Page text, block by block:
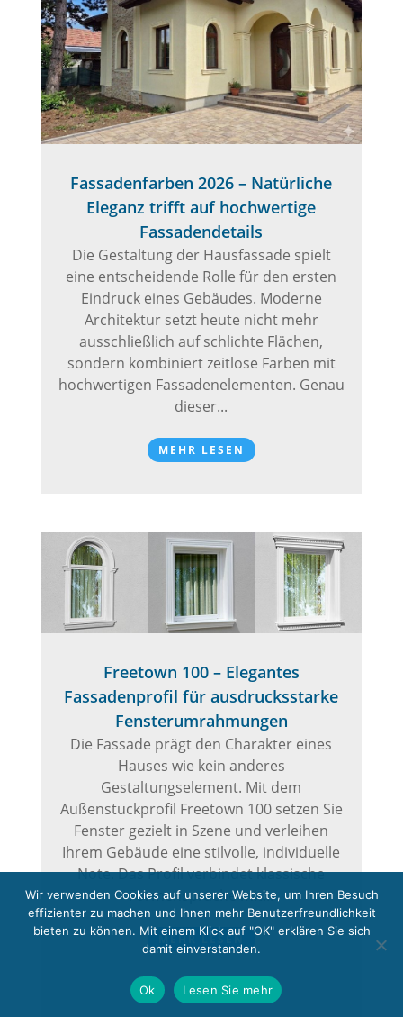
Fassadenfarben 2026 – Natürliche
Eleganz trifft auf hochwertige
Fassadendetails
Die Gestaltung der Hausfassade spielt
eine entscheidende Rolle für den ersten
Eindruck eines Gebäudes. Moderne
Architektur setzt heute nicht mehr
ausschließlich auf schlichte Flächen,
sondern kombiniert zeitlose Farben mit
hochwertigen Fassadenelementen. Genau
dieser...
MEHR LESEN
Freetown 100 – Elegantes
Fassadenprofil für ausdrucksstarke
Fensterumrahmungen
Die Fassade prägt den Charakter eines
Hauses wie kein anderes
Gestaltungselement. Mit dem
Außenstuckprofil Freetown 100 setzen Sie
Fenster gezielt in Szene und verleihen
Ihrem Gebäude eine stilvolle, individuelle
Note. Das Profil verbindet klassische
Formensprache mit...
MEHR LESEN
Wir verwenden Cookies auf unserer Website, um Ihren Besuch
effizienter zu machen und Ihnen mehr Benutzerfreundlichkeit
bieten zu können. Mit einem Klick auf "OK" erklären Sie sich
damit einverstanden.
Ok Lesen Sie mehr